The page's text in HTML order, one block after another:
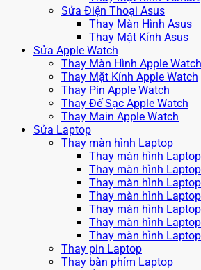
Sửa Điện Thoại Asus
Thay Màn Hình Asus
Thay Mặt Kính Asus
Sửa Apple Watch
Thay Màn Hình Apple Watch
Thay Mặt Kính Apple Watch
Thay Pin Apple Watch
Thay Đế Sạc Apple Watch
Thay Main Apple Watch
Sửa Laptop
Thay màn hình Laptop
Thay màn hình
Thay màn hình
Thay màn hình Laptop
Thay màn hình
Thay màn hình
Thay màn hình Laptop
Thay màn hình
Thay pin Laptop
Thay bàn phím Laptop